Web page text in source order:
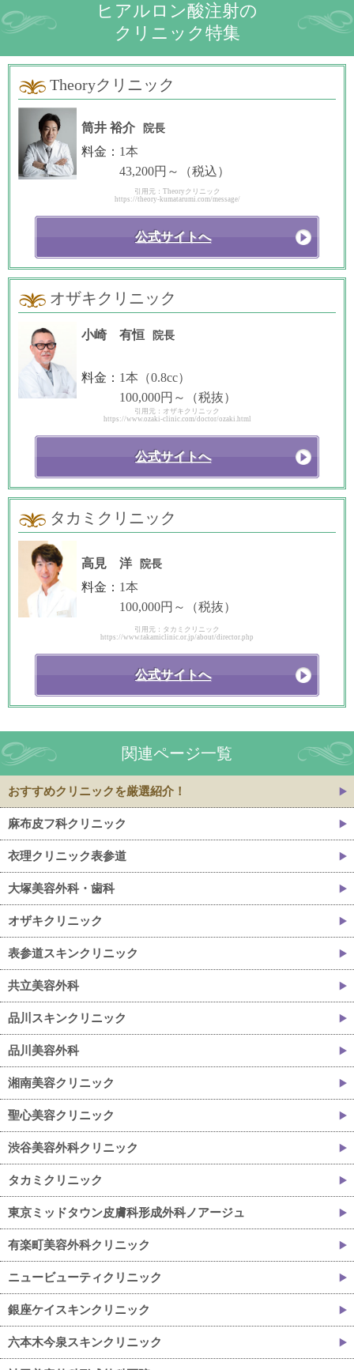
ヒアルロン酸注射の
クリニック特集
Theoryクリニック
筒井 裕介 院長
料金： 1本
43,200円～（税込）
引用元：Theoryクリニック
https://theory-kumatarumi.com/message/
公式サイトへ
オザキクリニック
小崎 有恒 院長
料金： 1本（0.8cc）
100,000円～（税抜）
引用元：オザキクリニック
https://www.ozaki-clinic.com/doctor/ozaki.html
公式サイトへ
タカミクリニック
高見 洋 院長
料金： 1本
100,000円～（税抜）
引用元：タカミクリニック
https://www.takamiclinic.or.jp/about/director.php
公式サイトへ
関連ページ一覧
おすすめクリニックを厳選紹介！
麻布皮フ科クリニック
衣理クリニック表参道
大塚美容外科・歯科
オザキクリニック
表参道スキンクリニック
共立美容外科
品川スキンクリニック
品川美容外科
湘南美容クリニック
聖心美容クリニック
渋谷美容外科クリニック
タカミクリニック
東京ミッドタウン皮膚科形成外科ノアージュ
有楽町美容外科クリニック
ニュービューティクリニック
銀座ケイスキンクリニック
六本木今泉スキンクリニック